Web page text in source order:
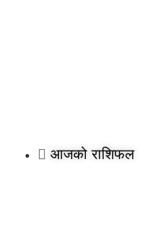
आजको राशिफल